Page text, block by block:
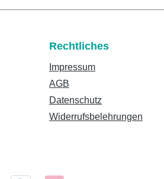
Rechtliches
Impressum
AGB
Datenschutz
Widerrufsbelehrungen